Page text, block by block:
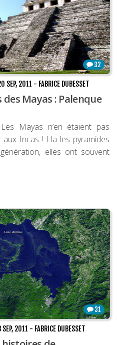
32
SEP, 2011 - FABRICE DUBESSET
Mayas : Palenque
Mayas n’en étaient pas
Incas ! Ha les pyramides
elles ont souvent
31
SEP, 2011 - FABRICE DUBESSET